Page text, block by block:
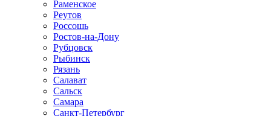
Раменское
Реутов
Россошь
Ростов-на-Дону
Рубцовск
Рыбинск
Рязань
Салават
Сальск
Самара
Санкт-Петербург